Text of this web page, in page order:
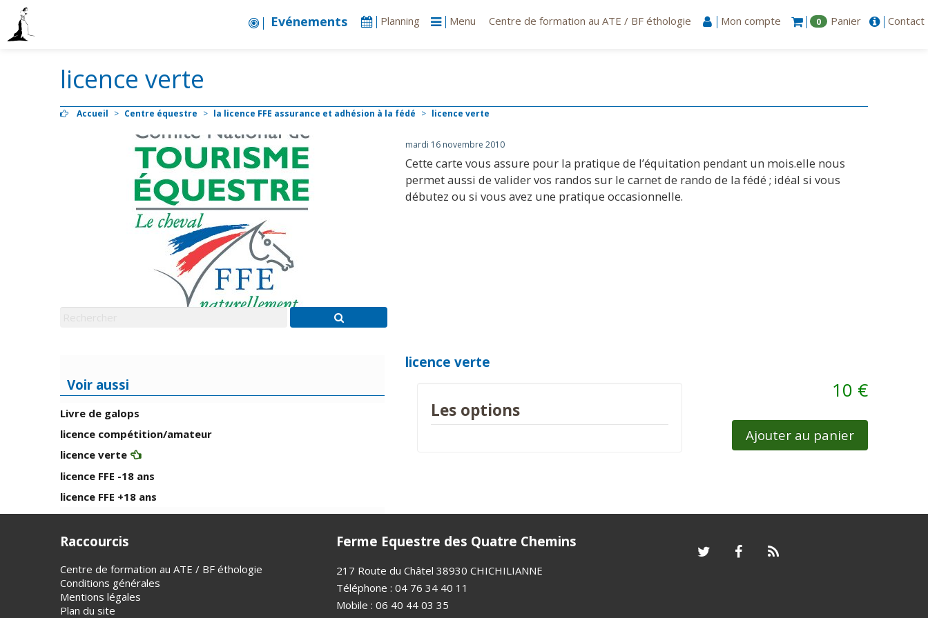
Evénements Planning Menu Centre de formation au ATE / BF éthologie Mon compte 0 Panier Contact
licence verte
Accueil > Centre équestre > la licence FFE assurance et adhésion à la fédé > licence verte
mardi 16 novembre 2010
Cette carte vous assure pour la pratique de l’équitation pendant un mois.elle nous
permet aussi de valider vos randos sur le carnet de rando de la fédé ; idéal si vous
débutez ou si vous avez une pratique occasionnelle.
licence verte
Les options
10 €
Ajouter au panier
Voir aussi
Livre de galops
licence compétition/amateur
licence verte
licence FFE -18 ans
licence FFE +18 ans
Raccourcis
Centre de formation au ATE / BF éthologie
Conditions générales
Mentions légales
Plan du site
Ferme Equestre des Quatre Chemins
217 Route du Châtel 38930 CHICHILIANNE
Téléphone : 04 76 34 40 11
Mobile : 06 40 44 03 35